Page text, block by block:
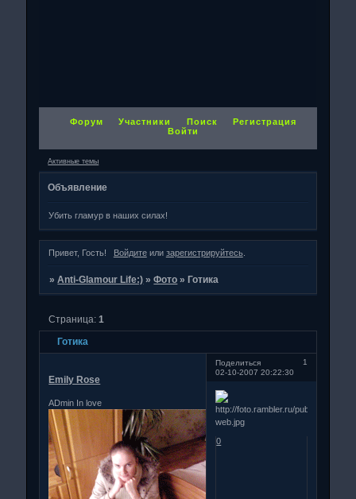
Форум Участники Поиск
Регистрация
Войти
Активные темы
Объявление
Убить гламур в наших силах!
Привет, Гость! Войдитеили зарегистрируйтесь.
»Anti-Glamour Life:) »Фото »Готика
Готика
Страница:1
Поделиться
1
02-10-2007 20:22:30
Emily Rose
ADmin In love
0